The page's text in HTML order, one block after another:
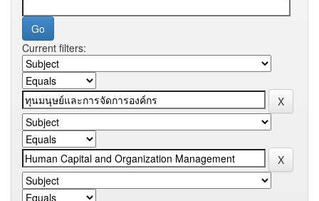
Current filters: